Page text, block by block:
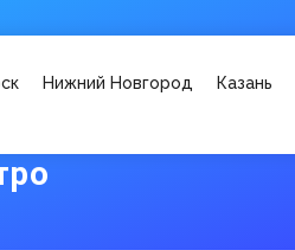
Нижний Новгород Казань